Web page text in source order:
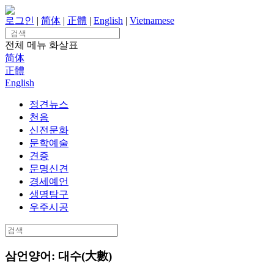
Skip
to
content
로그인 | 简体 | 正體 | English | Vietnamese
Search
for:
전체 메뉴 화살표
简体
正體
English
정견뉴스
천음
신전문화
문학예술
견증
문명신견
경세예언
생명탐구
우주시공
Search
for:
삼언양어: 대수(大數)